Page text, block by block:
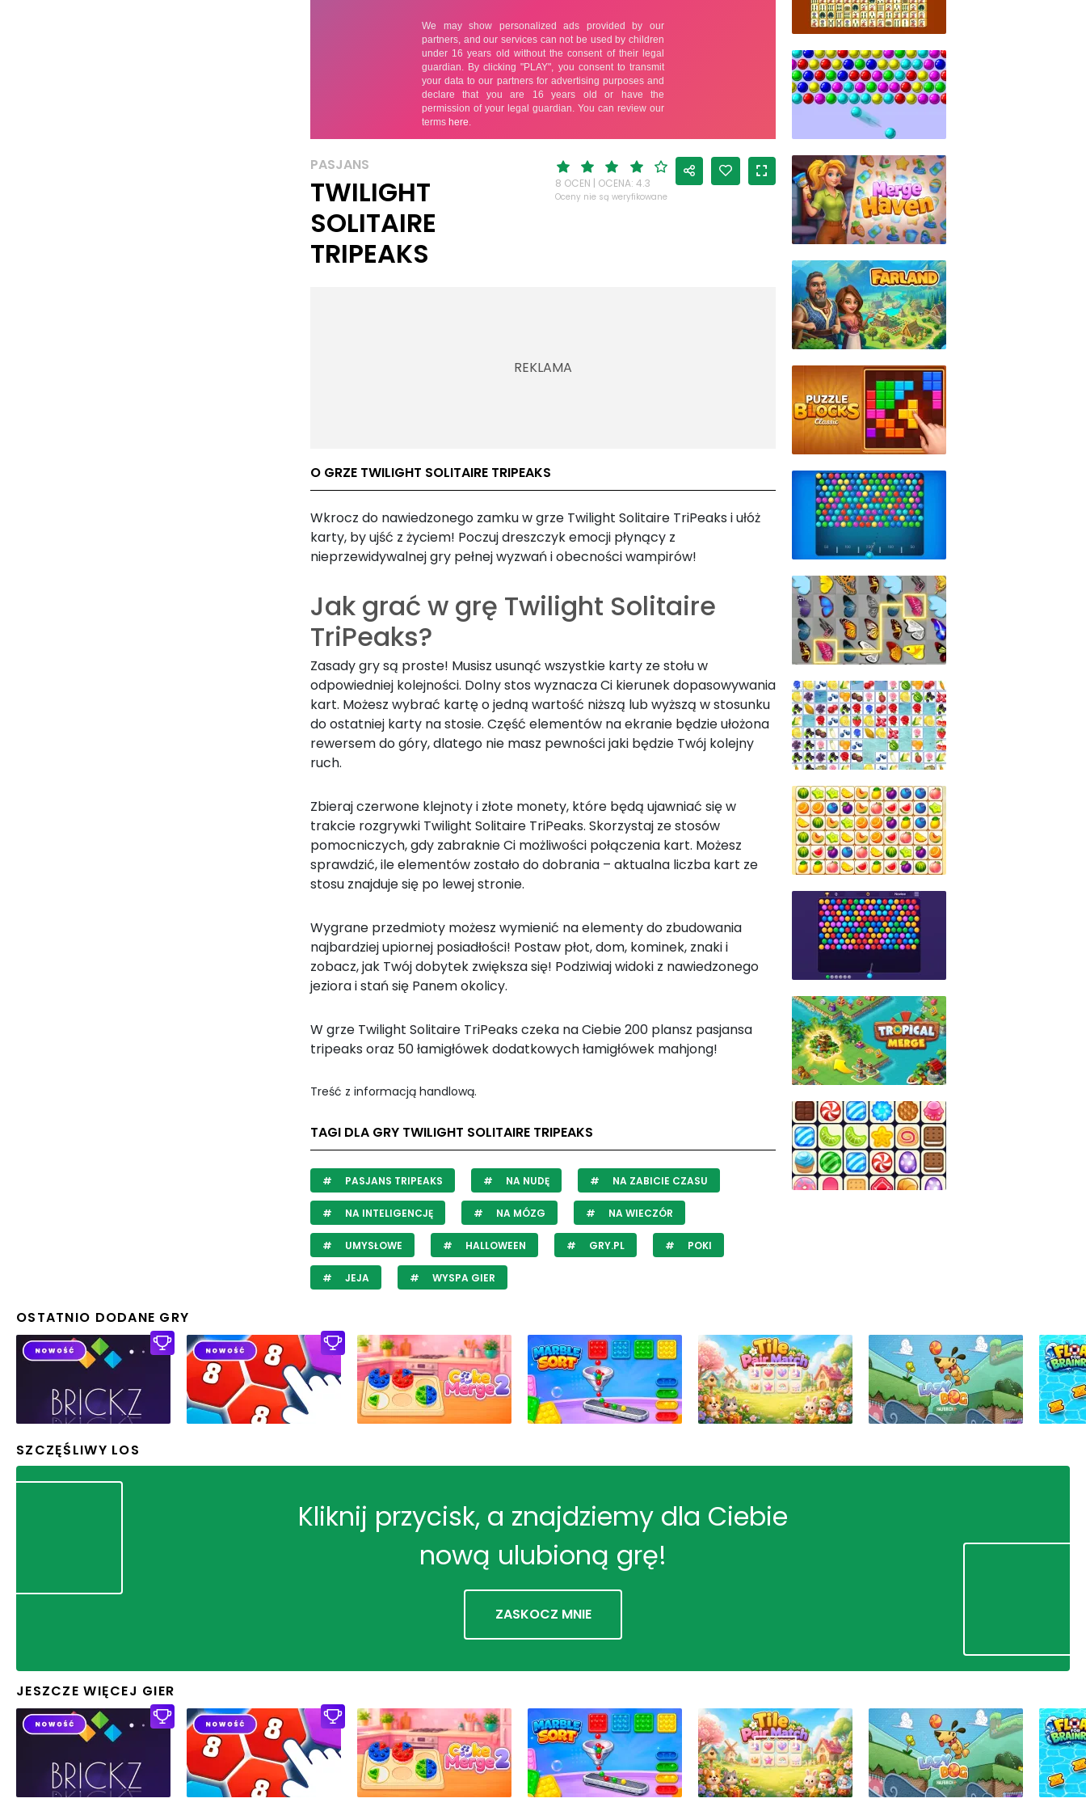
PASJANS
TWILIGHT
SOLITAIRE
TRIPEAKS
8 OCEN | OCENA: 4.3
Oceny nie są weryfikowane
O GRZE TWILIGHT SOLITAIRE TRIPEAKS
Wkrocz do nawiedzonego zamku w grze Twilight Solitaire TriPeaks i ułóż
karty, by ujść z życiem! Poczuj dreszczyk emocji płynący z
nieprzewidywalnejgry pełnej wyzwań iobecnościwampirów!
Jak grać w grę Twilight Solitaire
TriPeaks?
Zasady gry są proste! Musisz usunąć wszystkie karty ze stołu w
odpowiedniej kolejności. Dolny stos wyznacza Ci kierunek dopasowywania
kart. Możesz wybrać kartę o jedną wartość niższą lub wyższą w stosunku
do ostatniej karty na stosie. Część elementów na ekranie będzie ułożona
rewersem do góry, dlatego nie masz pewności jaki będzie Twój kolejny
ruch.
Zbieraj czerwone klejnoty i złote monety, które będą ujawniać się w
trakcie rozgrywki Twilight Solitaire TriPeaks. Skorzystaj ze stosów
pomocniczych, gdy zabraknie Ci możliwości połączenia kart. Możesz
sprawdzić, ile elementów zostało do dobrania – aktualna liczba kart ze
stosu znajduje się po lewej stronie.
Wygrane przedmioty możesz wymienić na elementy do zbudowania
najbardziej upiornej posiadłości! Postaw płot, dom, kominek, znaki i
zobacz, jak Twój dobytek zwiększa się! Podziwiaj widoki z nawiedzonego
jeziora i stań się Panem okolicy.
W grze Twilight Solitaire TriPeaks czeka na Ciebie 200 plansz pasjansa
tripeaks oraz 50 łamigłówek dodatkowych łamigłówek mahjong!
Treść z informacją handlową.
TAGI DLA GRY TWILIGHT SOLITAIRE TRIPEAKS
PASJANS TRIPEAKS NA NUDĘ NA ZABICIE CZASU
NA INTELIGENCJĘ NA MÓZG NA WIECZÓR
UMYSŁOWE HALLOWEEN GRY.PL POKI
JEJA WYSPA GIER
OSTATNIO DODANE GRY
SZCZĘŚLIWY LOS
Kliknij przycisk, a znajdziemy dla Ciebie
nową ulubioną grę!
ZASKOCZ MNIE
JESZCZE WIĘCEJ GIER